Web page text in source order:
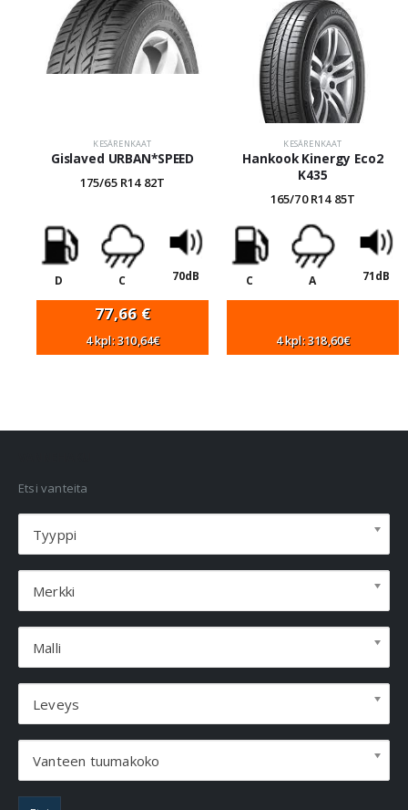
KESÄRENKAAT
Gislaved URBAN*SPEED
175/65 R14 82T
D C 70dB
77,66 €
4 kpl: 310,64€
KESÄRENKAAT
Hankook Kinergy Eco2
K435
165/70 R14 85T
C A 71dB
4 kpl: 318,60€
Etsi vanteita
Tyyppi
Merkki
Malli
Leveys
Vanteen tuumakoko